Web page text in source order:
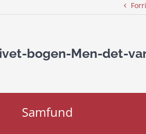
bogen-Men-det-
Samfund